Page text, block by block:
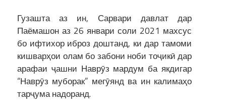
Гузашта аз ин, Сарвари давлат дар
Паёмашон аз 26 январи соли 2021 махсус
бо ифтихор иброз доштанд, ки дар тамоми
кишварҳои олам бо забони ноби тоҷикӣ дар
арафаи ҷашни Наврӯз мардум ба якдигар
“Наврӯз муборак” мегӯянд ва ин калимаҳо
тарҷума надоранд.